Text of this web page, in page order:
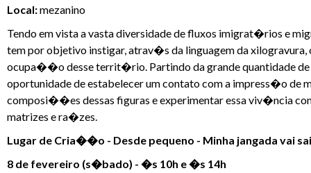
Local:mezanino
Tendo em vista a vasta diversidade de fluxos imigrat�rios e
tem por objetivo instigar, atrav�s da linguagem da
ocupa��o desse territ�rio. Partindo da grande quantidade de
oportunidade de estabelecer um contato com a impress�o
composi��es dessas figuras e experimentar essa viv�ncia
matrizes e ra�zes.
Lugar de Cria��o - Desde pequeno - Minha jangada vai
8 de fevereiro (s�bado) - �s 10h e �s 14h